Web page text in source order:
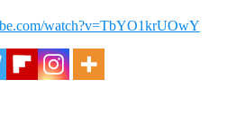
watch?v=TbYO1krUOwY